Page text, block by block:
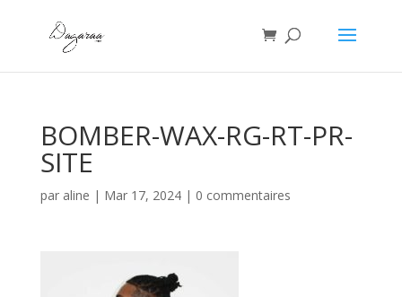
BOMBER-WAX-RG-RT-PR-
SITE
par aline | Mar 17, 2024| 0 commentaires